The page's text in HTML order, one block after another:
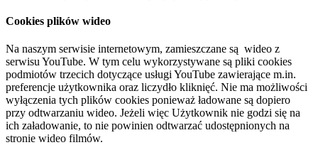
Cookies plików wideo
Na naszym serwisie internetowym, zamieszczane są wideo z
serwisu YouTube. W tym celu wykorzystywane są pliki cookies
podmiotów trzecich dotyczące usługi YouTube zawierające m.in.
preferencje użytkownika oraz liczydło kliknięć. Nie ma możliwości
wyłączenia tych plików cookies ponieważ ładowane są dopiero
przy odtwarzaniu wideo. Jeżeli więc Użytkownik nie godzi się na
ich załadowanie, to nie powinien odtwarzać udostępnionych na
stronie wideo filmów.